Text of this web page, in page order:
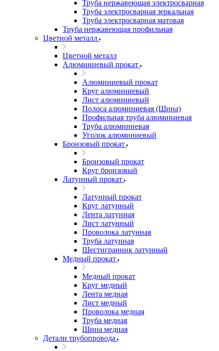
Труба нержавеющая электросварная
Труба электросварная зеркальная
Труба электросварная матовая
Труба нержавеющая профильная
Цветной металл
Цветной металл
Алюминиевый прокат
Алюминиевый прокат
Круг алюминиевый
Лист алюминиевый
Полоса алюминиевая (Шина)
Профильная труба алюминиевая
Труба алюминиевая
Уголок алюминиевый
Бронзовый прокат
Бронзовый прокат
Круг бронзовый
Латунный прокат
Латунный прокат
Круг латунный
Лента латунная
Лист латунный
Проволока латунная
Труба латунная
Шестигранник латунный
Медный прокат
Медный прокат
Круг медный
Лента медная
Лист медный
Проволока медная
Труба медная
Шина медная
Детали трубопровода